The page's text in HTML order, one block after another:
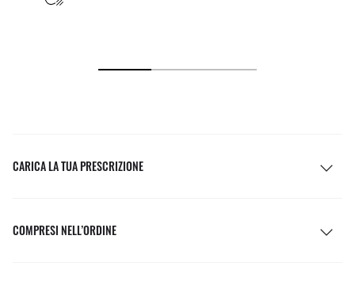
CARICA LA TUA PRESCRIZIONE
COMPRESI NELL’ORDINE